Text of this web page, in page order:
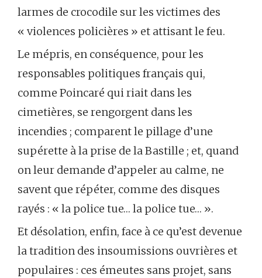
larmes de crocodile sur les victimes des
« violences policières » et attisant le feu.
Le mépris, en conséquence, pour les
responsables politiques français qui,
comme Poincaré qui riait dans les
cimetières, se rengorgent dans les
incendies ; comparent le pillage d’une
supérette à la prise de la Bastille ; et, quand
on leur demande d’appeler au calme, ne
savent que répéter, comme des disques
rayés : « la police tue… la police tue… ».
Et désolation, enfin, face à ce qu’est devenue
la tradition des insoumissions ouvrières et
populaires : ces émeutes sans projet, sans